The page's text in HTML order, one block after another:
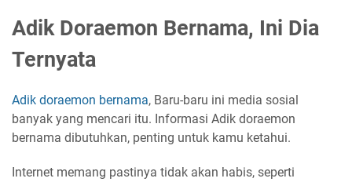
Adik Doraemon Bernama, Ini Dia
Ternyata
Adik doraemon bernama, Baru-baru ini media sosial
banyak yang mencari itu. Informasi Adik doraemon
bernama dibutuhkan, penting untuk kamu ketahui.
Internet memang pastinya tidak akan habis, seperti